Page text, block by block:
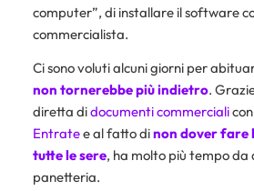
computer”, di installare il software
commercialista.
Ci sono voluti alcuni giorni per
non tornerebbe più indietro.
diretta didocumenti commercialicon
Entratee al fatto dinon dover fare
tutte le sere, ha molto più tempo da
panetteria.